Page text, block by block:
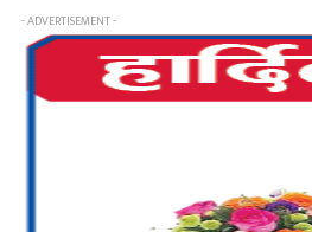
- ADVERTISEMENT -